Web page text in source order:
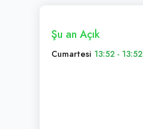
Şu an Açık
Cumartesi 13:52 - 13:52